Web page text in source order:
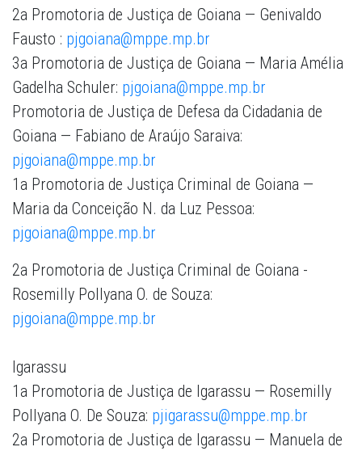
2a Promotoria de Justiça de Goiana — Genivaldo
Fausto : pjgoiana@mppe.mp.br
3a Promotoria de Justiça de Goiana — Maria Amélia
Gadelha Schuler: pjgoiana@mppe.mp.br
Promotoria de Justiça de Defesa da Cidadania de
Goiana — Fabiano de Araújo Saraiva:
pjgoiana@mppe.mp.br
1a Promotoria de Justiça Criminal de Goiana —
Maria da Conceição N. da Luz Pessoa:
pjgoiana@mppe.mp.br
2a Promotoria de Justiça Criminal de Goiana -
Rosemilly Pollyana O. de Souza:
pjgoiana@mppe.mp.br
Igarassu
1a Promotoria de Justiça de Igarassu — Rosemilly
Pollyana O. De Souza: pjigarassu@mppe.mp.br
2a Promotoria de Justiça de Igarassu — Manuela de